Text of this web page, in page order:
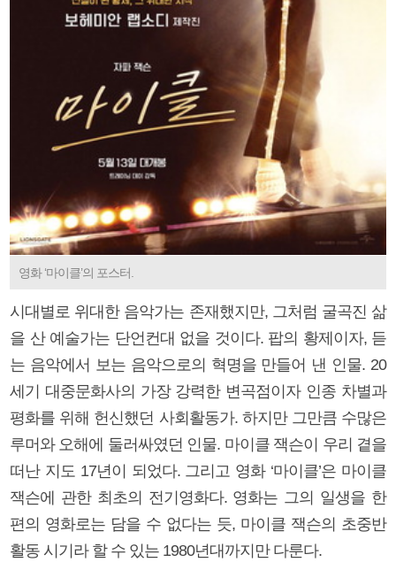
영화 ‘마이클’의 포스터.
시대별로 위대한 음악가는 존재했지만, 그처럼 굴곡진 삶
을 산 예술가는 단언컨대 없을 것이다. 팝의 황제이자, 듣
는 음악에서 보는 음악으로의 혁명을 만들어 낸 인물. 20
세기 대중문화사의 가장 강력한 변곡점이자 인종 차별과
평화를 위해 헌신했던 사회활동가. 하지만 그만큼 수많은
루머와 오해에 둘러싸였던 인물. 마이클 잭슨이 우리 곁을
떠난 지도 17년이 되었다. 그리고 영화 ‘마이클’은 마이클
잭슨에 관한 최초의 전기영화다. 영화는 그의 일생을 한
편의 영화로는 담을 수 없다는 듯, 마이클 잭슨의 초중반
활동 시기라 할 수 있는 1980년대까지만 다룬다.